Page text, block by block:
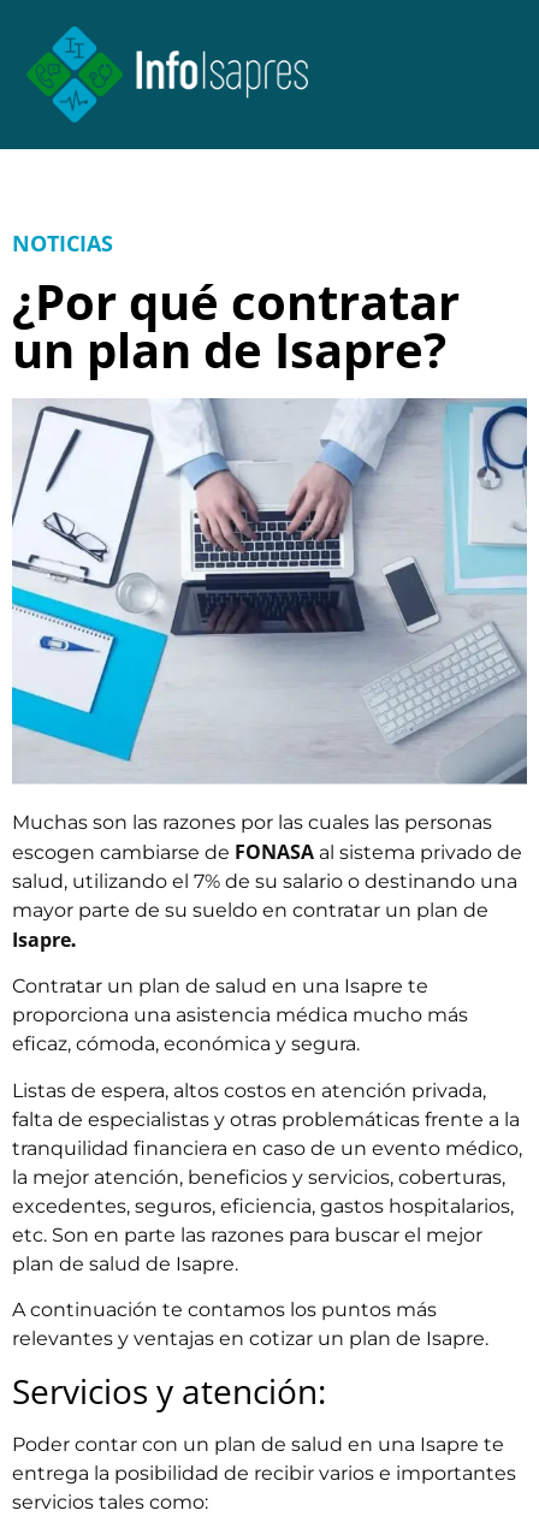
NOTICIAS
¿Por qué contratar
un plan de Isapre?
Muchas son las razones por las cuales las personas
escogen cambiarse de FONASA al sistema privado de
salud, utilizando el 7% de su salario o destinando una
mayor parte de su sueldo en contratar un plan de
Isapre.
Contratar un plan de salud en una Isapre te
proporciona una asistencia médica mucho más
eficaz, cómoda, económica y segura.
Listas de espera, altos costos en atención privada,
falta de especialistas y otras problemáticas frente a la
tranquilidad financiera en caso de un evento médico,
la mejor atención, beneficios y servicios, coberturas,
excedentes, seguros, eficiencia, gastos hospitalarios,
etc. Son en parte las razones para buscar el mejor
plan de salud de Isapre.
A continuación te contamos los puntos más
relevantes y ventajas en cotizar un plan de Isapre.
Servicios y atención:
Poder contar con un plan de salud en una Isapre te
entrega la posibilidad de recibir varios e importantes
servicios tales como: